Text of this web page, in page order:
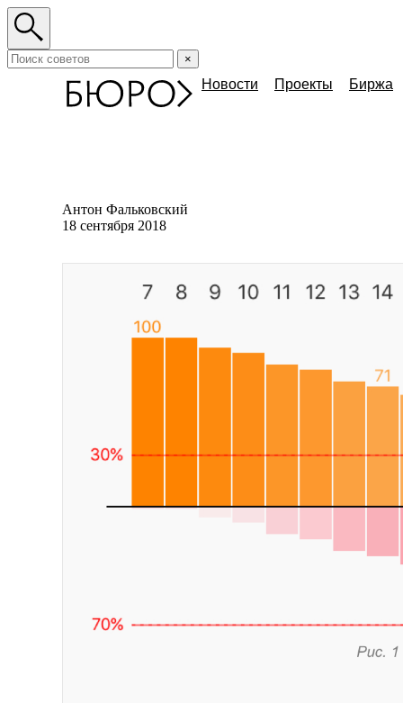
×
Новости Проекты Биржа
Антон Фальковский
18 сентября 2018